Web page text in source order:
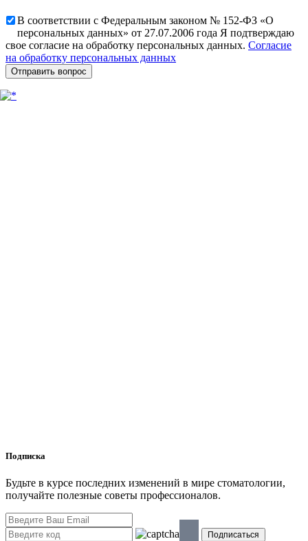
В соответствии с Федеральным законом № 152-ФЗ «О
персональных данных» от 27.07.2006 года Я подтверждаю
свое согласие на обработку персональных данных. Согласие
на обработку персональных данных
Подписка
Будьте в курсе последних изменений в мире стоматологии,
получайте полезные советы профессионалов.